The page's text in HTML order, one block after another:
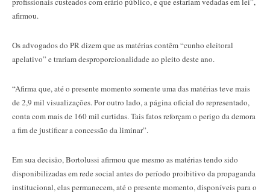
afirmou.
Os advogados do PR dizem que as matérias contêm “cunho eleitoral
apelativo” e trariam desproporcionalidade ao pleito deste ano.
“Afirma que, até o presente momento somente uma das matérias teve mais
de 2,9 mil visualizações. Por outro lado, a página oficial do representado,
conta com mais de 160 mil curtidas. Tais fatos reforçam o perigo da demora
a fim de justificar a concessão da liminar”.
Em sua decisão, Bortolussi afirmou que mesmo as matérias tendo sido
disponibilizadas em rede social antes do período proibitivo da propaganda
institucional, elas permanecem, até o presente momento, disponíveis para o